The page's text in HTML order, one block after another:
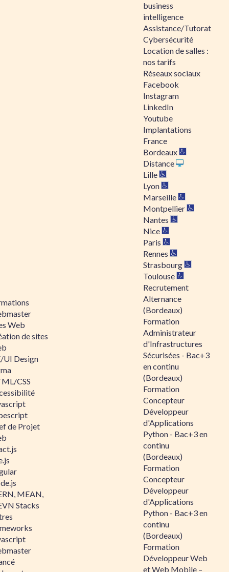
Web
de sites
UI Design
CSS
de Projet
MEAN,
Stacks
business
intelligence
Assistance/Tutorat
Cybersécurité
Location de salles :
nos tarifs
Réseaux sociaux
Facebook
Instagram
LinkedIn
Youtube
Implantations
France
Bordeaux
Distance
Lille
Lyon
Marseille
Montpellier
Nantes
Nice
Paris
Rennes
Strasbourg
Toulouse
Recrutement
Alternance
(Bordeaux)
Formation
Administrateur
d'Infrastructures
Sécurisées - Bac+3
en continu
(Bordeaux)
Formation
Concepteur
Développeur
d'Applications
Python - Bac+3 en
continu
(Bordeaux)
Formation
Concepteur
Développeur
d'Applications
Python - Bac+3 en
continu
(Bordeaux)
Formation
Développeur Web
et Web Mobile –